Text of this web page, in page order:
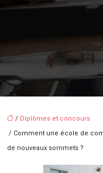
/ Diplômes et concours
/ Comment une école de
de nouveaux sommets ?